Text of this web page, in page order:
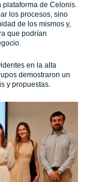
plataforma de Celonis.
los procesos, sino
de los mismos y,
que podrían
en la alta
demostraron un
y propuestas.